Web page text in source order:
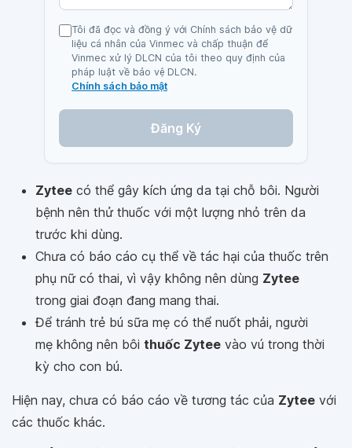
Tôi đã đọc và đồng ý với Chính sách bảo vệ dữ
liệu cá nhân của Vinmec và chấp thuận để
Vinmec xử lý DLCN của tôi theo quy định của
pháp luật về bảo vệ DLCN.
Chính sách bảo mật
Đăng Ký
Zytee có thể gây kích ứng da tại chỗ bôi. Người
bệnh nên thử thuốc với một lượng nhỏ trên da
trước khi dùng.
Chưa có báo cáo cụ thể về tác hại của thuốc trên
phụ nữ có thai, vì vậy không nên dùng Zytee
trong giai đoạn đang mang thai.
Để tránh trẻ bú sữa mẹ có thể nuốt phải, người
mẹ không nên bôi thuốc Zytee vào vú trong thời
kỳ cho con bú.
Hiện nay, chưa có báo cáo về tương tác của Zytee với
các thuốc khác.